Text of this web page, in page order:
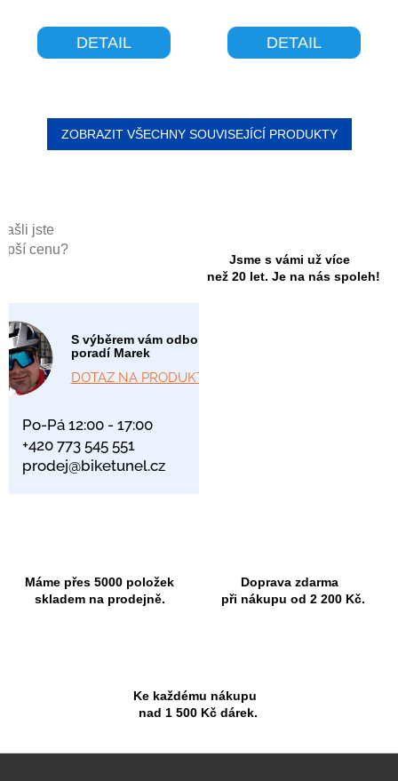
jste
cenu?
S výběrem vám odborně
poradí Marek
DOTAZ NA PRODUKT
Po-Pá 12:00 - 17:00
+420 773 545 551
prodej@biketunel.cz
Jsme s vámi už více
než 20 let. Je na nás spoleh!
Máme přes 5000 položek
skladem na prodejně.
Doprava zdarma
při nákupu od 2 200 Kč.
Ke každému nákupu
nad 1 500 Kč dárek.
DETAIL DETAIL
ZOBRAZIT VŠECHNY SOUVISEJÍCÍ PRODUKTY